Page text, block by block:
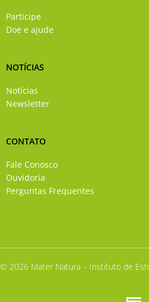
Participe
Doe e ajude
NOTÍCIAS
Notícias
Newsletter
CONTATO
Fale Conosco
Ouvidoria
Perguntas Frequentes
© 2026 Mater Natura – Instituto de